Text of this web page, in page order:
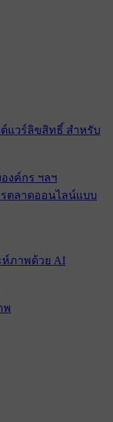
งค์กร ฯลฯ